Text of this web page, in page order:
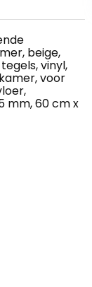
beige,
vinyl,
voor
mm, 60 cm x